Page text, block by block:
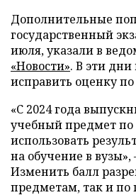
Дополнительные
государственный
июля, указали в
«Новости». В эти
исправить оценку
«С 2024 года
учебный предмет по
использовать
на обучение в вузы»,
Изменить балл
предметам, так и